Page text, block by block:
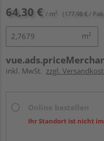
64,30 € / m² (177,98 € /
m²
inkl. MwSt. zzgl.
Ihr Standort ist nicht